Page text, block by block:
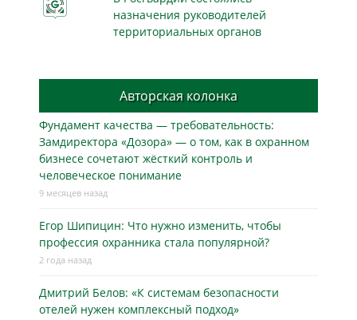
назначения руководителей
территориальных органов
Авторская колонка
Фундамент качества — требовательность:
Замдиректора «Дозора» — о том, как в охранном
бизнесe сочетают жёсткий контроль и
человеческое понимание
9 месяцев назад
Егор Шипицин: Что нужно изменить, чтобы
профессия охранника стала популярной?
2 года назад
Дмитрий Белов: «К системам безопасности
отелей нужен комплексный подход»